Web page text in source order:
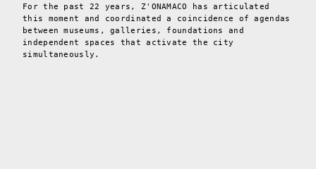
For the past 22 years, Z'ONAMACO has articulated
this moment and coordinated a coincidence of agendas
between museums, galleries, foundations and
independent spaces that activate the city
simultaneously.